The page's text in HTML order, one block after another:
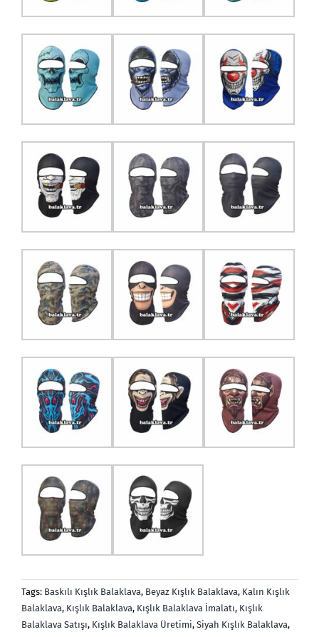
Tags: Baskılı Kışlık Balaklava, Beyaz Kışlık Balaklava, Kalın Kışlık
Balaklava, Kışlık Balaklava, Kışlık Balaklava İmalatı, Kışlık
Balaklava Satışı, Kışlık Balaklava Üretimi, Siyah Kışlık Balaklava,